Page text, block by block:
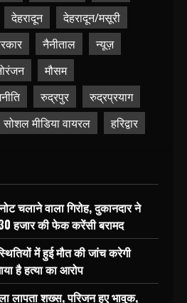
देहरादून
देहरादून/मसूरी
नैनीताल
न्यूज़
मौसम
रुद्रपुर
रुद्रप्रयाग
सोशल मीडिया वायरल हरिद्वार
चलाने वाला गिरोह, दुकानदार ने
हजार की फेक करेंसी बरामद
में हुई मौत की जांच करेगी
है हत्या का आरोप
लापता शख्स, परिजन हुए भावुक,